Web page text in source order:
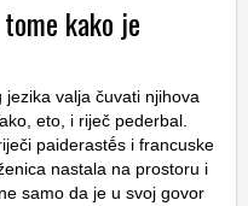
kako je
jezika valja čuvati njihova
eto, i riječ pederbal.
paiderastḗs i francuske
nastala na prostoru i
samo da je u svoj govor